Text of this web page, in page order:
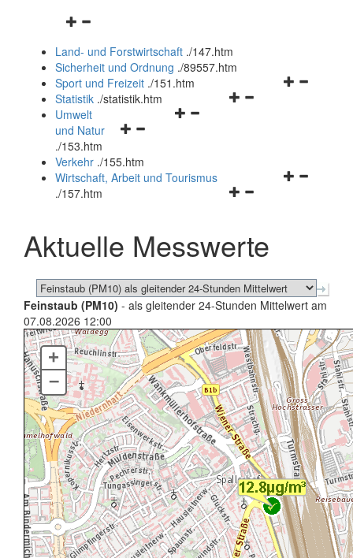
Navigationsmenü
und
schließen
Land- und Forstwirtschaft ./147.htm
Sicherheit und Ordnung ./89557.htm
Navigationsmenü
Sport und Freizeit ./151.htm
Navigationsmenü
Statistik ./statistik.htm
Navigationsmenü
und
schließen
Umwelt
und Natur
./153.htm
Verkehr ./155.htm
Navigationsmenü
schließen
Wirtschaft, Arbeit und Tourismus
./157.htm
Aktuelle Messwerte
Feinstaub (PM10) - als gleitender 24-Stunden Mittelwert am
07.08.2026 12:00
+
–